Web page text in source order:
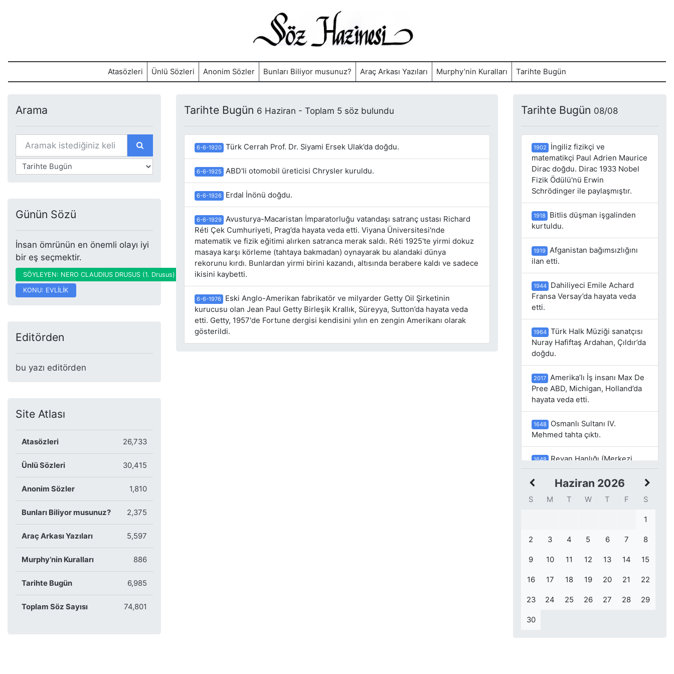
Atasözleri Ünlü Sözleri Anonim Sözler Bunları Biliyor musunuz? Araç Arkası Yazıları Murphy’nin Kuralları Tarihte Bugün
Arama
Günün Sözü
İnsan ömrünün en önemli olayı iyi
bir eş seçmektir.
SÖYLEYEN: NERO CLAUDIUS DRUSUS (1. Drusus)
KONU: EVLİLİK
Editörden
bu yazı editörden
Site Atlası
Atasözleri 26,733
Ünlü Sözleri 30,415
Anonim Sözler 1,810
Bunları Biliyor musunuz? 2,375
Araç Arkası Yazıları 5,597
Murphy’nin Kuralları 886
Tarihte Bugün 6,985
Toplam Söz Sayısı 74,801
Tarihte Bugün 6 Haziran - Toplam 5 söz bulundu
6-6-1920 Türk Cerrah Prof. Dr. Siyami Ersek Ulak’da doğdu.
6-6-1925 ABD'li otomobil üreticisi Chrysler kuruldu.
6-6-1926 Erdal İnönü doğdu.
6-6-1929 Avusturya-Macaristan İmparatorluğu vatandaşı satranç ustası Richard
Réti Çek Cumhuriyeti, Prag’da hayata veda etti. Viyana Üniversitesi'nde
matematik ve fizik eğitimi alırken satranca merak saldı. Réti 1925'te yirmi dokuz
masaya karşı körleme (tahtaya bakmadan) oynayarak bu alandaki dünya
rekorunu kırdı. Bunlardan yirmi birini kazandı, altısında berabere kaldı ve sadece
ikisini kaybetti.
6-6-1976
Eski Anglo-Amerikan fabrikatör ve milyarder Getty Oil Şirketinin
kurucusu olan Jean Paul Getty Birleşik Krallık, Süreyya, Sutton’da hayata veda
etti. Getty, 1957'de Fortune dergisi kendisini yılın en zengin Amerikanı olarak
gösterildi.
Tarihte Bugün 08/08
1902
İngiliz fizikçi ve
matematikçi Paul Adrien Maurice
Dirac doğdu. Dirac 1933 Nobel
Fizik Ödülü'nü Erwin
Schrödinger ile paylaşmıştır.
1918
Bitlis düşman işgalinden
kurtuldu.
1919 Afganistan bağımsızlığını
ilan etti.
1944
Dahiliyeci Emile Achard
Fransa Versay’da hayata veda
etti.
1964 Türk Halk Müziği sanatçısı
Nuray Hafiftaş Ardahan, Çıldır’da
doğdu.
2017 Amerika’lı İş insanı Max De
Pree ABD, Michigan, Holland’da
hayata veda etti.
1648
Osmanlı Sultanı IV.
Mehmed tahta çıktı.
1648
Revan Hanlığı (Merkezi
günümüzdeki Erivan şehrini
başkent olarak seçen ve 1747 ile
hanlıktır.) fethedildi.
Emiliano Zapata (Emiliano Zapata
Anenecuilco’da doğdu.
Haziran 2026
S M T W T F S
1
2 3 4 5 6 7 8
9 10 11 12 13 14 15
16 17 18 19 20 21 22
23 24 25 26 27 28 29
30